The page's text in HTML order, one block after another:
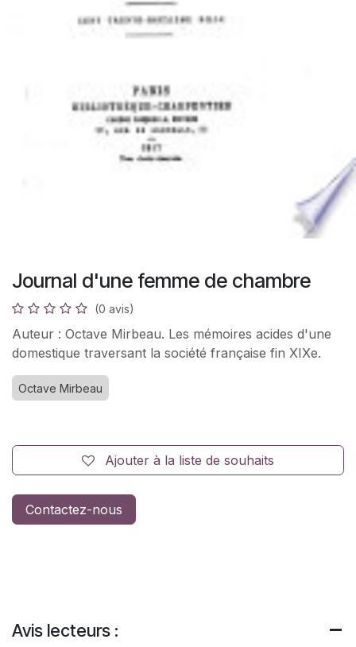
Journal d'une femme de chambre
(0 avis)
Auteur : Octave Mirbeau. Les mémoires acides d'une
domestique traversant la société française fin XIXe.
Octave Mirbeau
Ajouter à la liste de souhaits
Contactez-nous
Avis lecteurs :